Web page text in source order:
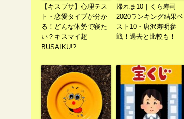
【キスブサ】心理テス
ト・恋愛タイプが分か
る！どんな体勢で寝た
い？キスマイ超
BUSAIKU!?
帰れま10｜くら寿司
2020ランキング結果ベ
スト10・唐沢寿明参
戦！過去と比較も！